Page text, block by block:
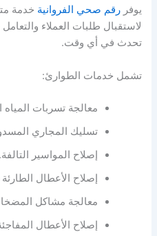
يوفررقم صحي الفروانية
لاستقبال طلبات العملاء
تحدث في أي وقت.
تشمل خدمات الطوارئ:
معالجة تسربات المياه
تسليك المجاري
إصلاح المواسير التالفة.
إصلاح الأعطال
معالجة مشاكل
إصلاح الأعطال